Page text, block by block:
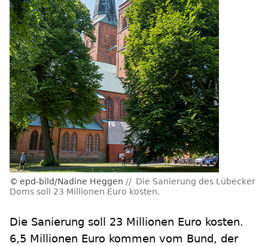
epd-bild/Nadine Heggen
Die Sanierung des Lübecker
Doms soll 23 Millionen Euro kosten.
Die Sanierung soll 23 Millionen Euro kosten.
6,5 Millionen Euro kommen vom Bund, der